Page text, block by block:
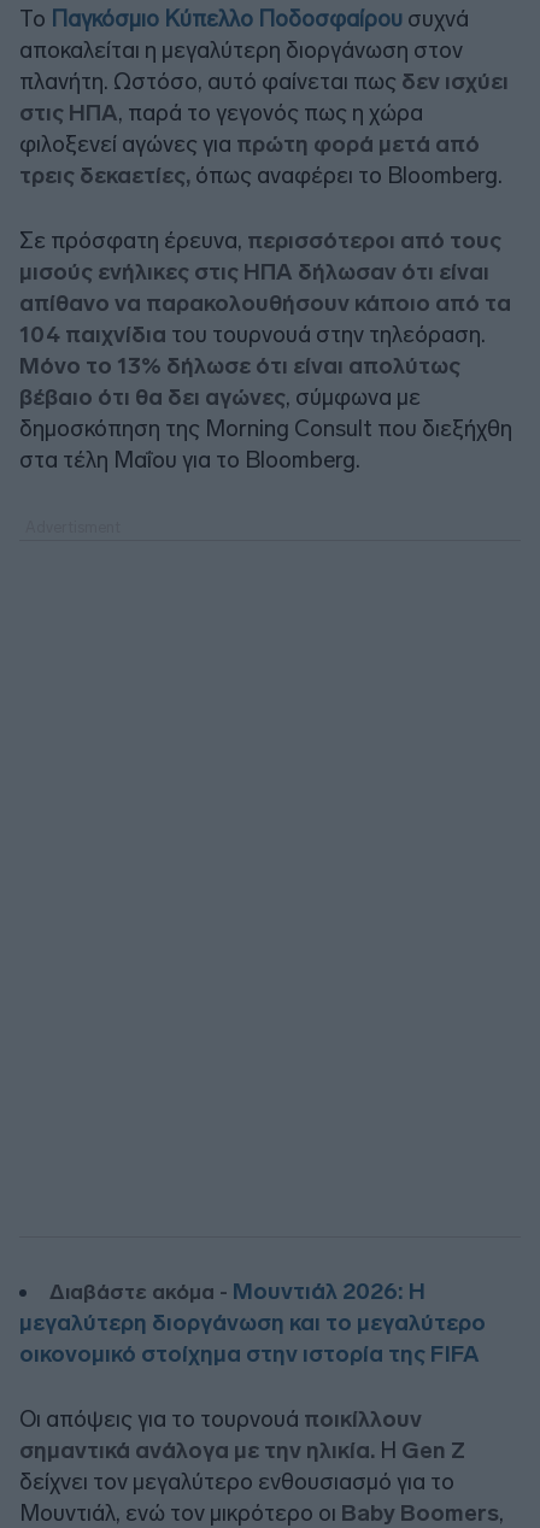
Το Παγκόσμιο Κύπελλο Ποδοσφαίρου συχνά
αποκαλείται η μεγαλύτερη διοργάνωση στον
πλανήτη. Ωστόσο, αυτό φαίνεται πως δεν ισχύει
στις ΗΠΑ, παρά το γεγονός πως η χώρα
φιλοξενεί αγώνες για πρώτη φορά μετά από
τρεις δεκαετίες, όπως αναφέρει το Bloomberg.
Σε πρόσφατη έρευνα, περισσότεροι από τους
μισούς ενήλικες στις ΗΠΑ δήλωσαν ότι είναι
απίθανο να παρακολουθήσουν κάποιο από τα
104 παιχνίδια του τουρνουά στην τηλεόραση.
Μόνο το 13% δήλωσε ότι είναι απολύτως
βέβαιο ότι θα δει αγώνες, σύμφωνα με
δημοσκόπηση της Morning Consult που διεξήχθη
στα τέλη Μαΐου για το Bloomberg.
Διαβάστε ακόμα - Μουντιάλ 2026: Η
μεγαλύτερη διοργάνωση και το μεγαλύτερο
οικονομικό στοίχημα στην ιστορία της FIFA
Οι απόψεις για το τουρνουά ποικίλλουν
σημαντικά ανάλογα με την ηλικία. Η Gen Ζ
δείχνει τον μεγαλύτερο ενθουσιασμό για το
Μουντιάλ, ενώ τον μικρότερο οι Baby Boomers,